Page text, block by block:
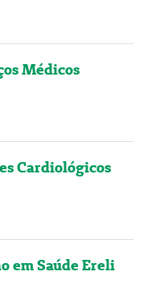
Médicos
Cardiológicos
em Saúde Ereli